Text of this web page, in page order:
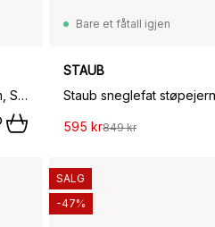
Signatur paellapanne støpejern 33 cm, Svart
Bare et fåtall igjen
STAUB
Staub sneglefat
595 kr849 kr
SALG
-47%